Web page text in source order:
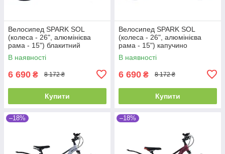
Велосипед SPARK SOL
(колеса - 26", алюмінієва
рама - 15") блакитний
В наявності
6 690 ₴ 8 172 ₴
Купити
Велосипед SPARK SOL
(колеса - 26", алюмінієва
рама - 15") капучино
В наявності
6 690 ₴ 8 172 ₴
Купити
–18% –18%